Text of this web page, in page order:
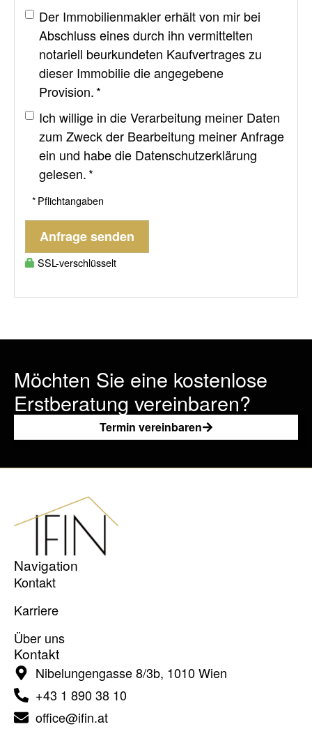
Der Immobilienmakler erhält von mir bei
Abschluss eines durch ihn vermittelten
notariell beurkundeten Kaufvertrages zu
dieser Immobilie die angegebene
Provision. *
Ich willige in die Verarbeitung meiner Daten
zum Zweck der Bearbeitung meiner Anfrage
ein und habe die Datenschutzerklärung
gelesen. *
* Pflichtangaben
Anfrage senden
SSL-verschlüsselt
Möchten Sie eine kostenlose
Erstberatung vereinbaren?
Termin vereinbaren
Navigation
Kontakt
Karriere
Über uns
Kontakt
Nibelungengasse 8/​3b, 1010 Wien
+43 1 890 38 10
office@ifin.at